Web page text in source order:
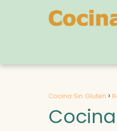
Cocina Sin Gluten